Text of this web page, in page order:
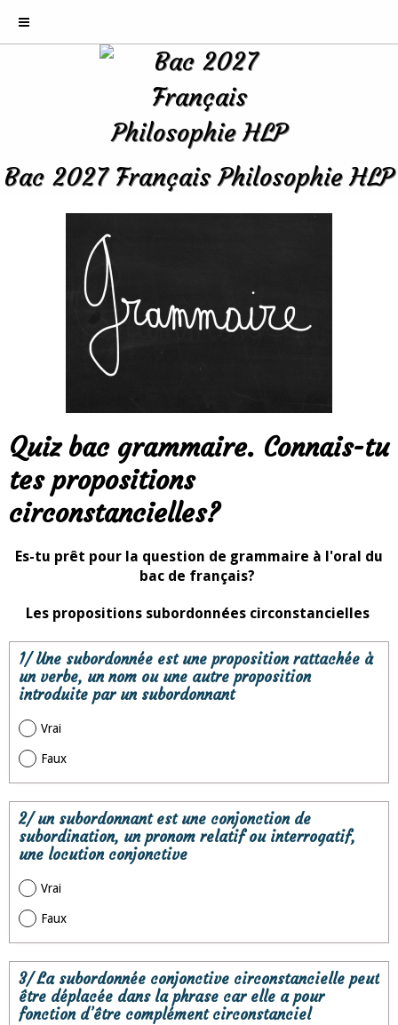
Bac 2027 Français Philosophie HLP
Quiz bac grammaire. Connais-tu
tes propositions
circonstancielles?
Es-tu prêt pour la question de grammaire à l'oral du
bac de français?
Les propositions subordonnées circonstancielles
1/ Une subordonnée est une proposition rattachée à
un verbe, un nom ou une autre proposition
introduite par un subordonnant
Vrai
Faux
2/ un subordonnant est une conjonction de
subordination, un pronom relatif ou interrogatif,
une locution conjonctive
Vrai
Faux
3/ La subordonnée conjonctive circonstancielle peut
être déplacée dans la phrase car elle a pour
fonction d’être complément circonstanciel